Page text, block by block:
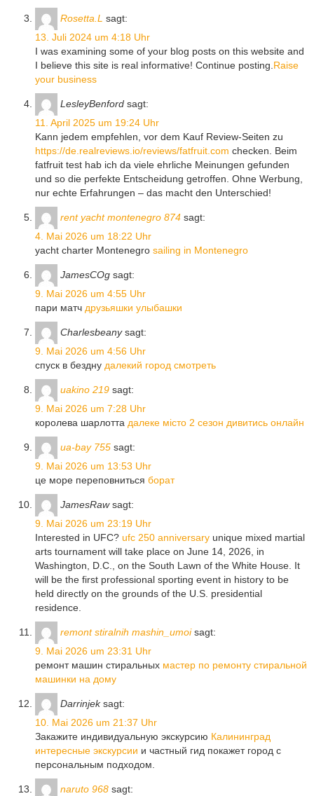
Rosetta.L sagt:
13. Juli 2024 um 4:18 Uhr
I was examining some of your blog posts on this website and
I believe this site is real informative! Continue posting. Raise
your business
LesleyBenford sagt:
11. April 2025 um 19:24 Uhr
Kann jedem empfehlen, vor dem Kauf Review-Seiten zu
https://de.realreviews.io/reviews/fatfruit.com checken. Beim
fatfruit test hab ich da viele ehrliche Meinungen gefunden
und so die perfekte Entscheidung getroffen. Ohne Werbung,
nur echte Erfahrungen – das macht den Unterschied!
rent yacht montenegro 874 sagt:
4. Mai 2026 um 18:22 Uhr
yacht charter Montenegro sailing in Montenegro
JamesCOg sagt:
9. Mai 2026 um 4:55 Uhr
пари матч друзьяшки улыбашки
Charlesbeany sagt:
9. Mai 2026 um 4:56 Uhr
спуск в бездну далекий город смотреть
uakino 219 sagt:
9. Mai 2026 um 7:28 Uhr
королева шарлотта далеке місто 2 сезон дивитись онлайн
ua-bay 755 sagt:
9. Mai 2026 um 13:53 Uhr
це море переповниться борат
JamesRaw sagt:
9. Mai 2026 um 23:19 Uhr
Interested in UFC? ufc 250 anniversary unique mixed martial
arts tournament will take place on June 14, 2026, in
Washington, D.C., on the South Lawn of the White House. It
will be the first professional sporting event in history to be
held directly on the grounds of the U.S. presidential
residence.
remont stiralnih mashin_umoi sagt:
9. Mai 2026 um 23:31 Uhr
ремонт машин стиральных мастер по ремонту стиральной
машинки на дому
Darrinjek sagt:
10. Mai 2026 um 21:37 Uhr
Закажите индивидуальную экскурсию Калининград
интересные экскурсии и частный гид покажет город с
персональным подходом.
naruto 968 sagt: